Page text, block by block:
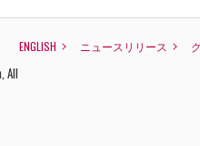
ENGLISH ニュースリリース
All